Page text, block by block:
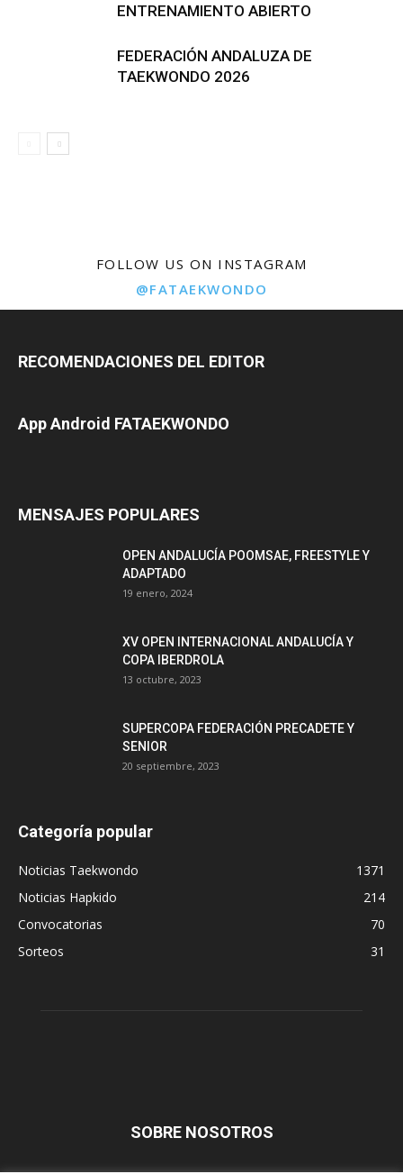
ENTRENAMIENTO ABIERTO
FEDERACIÓN ANDALUZA DE
TAEKWONDO 2026
FOLLOW US ON INSTAGRAM
@FATAEKWONDO
RECOMENDACIONES DEL EDITOR
App Android FATAEKWONDO
MENSAJES POPULARES
OPEN ANDALUCÍA POOMSAE, FREESTYLE Y
ADAPTADO
19 enero, 2024
XV OPEN INTERNACIONAL ANDALUCÍA Y
COPA IBERDROLA
13 octubre, 2023
SUPERCOPA FEDERACIÓN PRECADETE Y
SENIOR
20 septiembre, 2023
Categoría popular
Noticias Taekwondo
1371
Noticias Hapkido
214
Convocatorias
70
Sorteos
31
SOBRE NOSOTROS